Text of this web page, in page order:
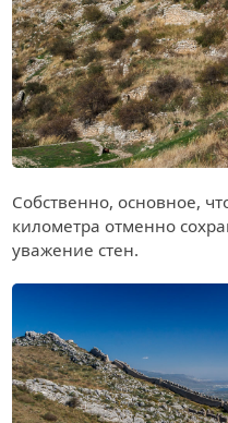
Собственно, основное,
километра отменно
уважение стен.